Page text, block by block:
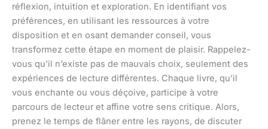
réflexion, intuition et exploration. En identifiant vos
préférences, en utilisant les ressources à votre
disposition et en osant demander conseil, vous
transformez cette étape en moment de plaisir. Rappelez-
vous qu’il n’existe pas de mauvais choix, seulement des
expériences de lecture différentes. Chaque livre, qu’il
vous enchante ou vous déçoive, participe à votre
parcours de lecteur et affine votre sens critique. Alors,
prenez le temps de flâner entre les rayons, de discuter